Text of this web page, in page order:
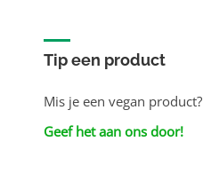
Tip een product
Mis je een vegan product?
Geef het aan ons door!